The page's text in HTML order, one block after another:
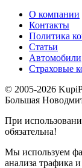
О компании
Контакты
Политика
Статьи
Автомобили
Страховые
© 2005-2026
Большая
При
обязательна!
Мы используем
анализа трафика